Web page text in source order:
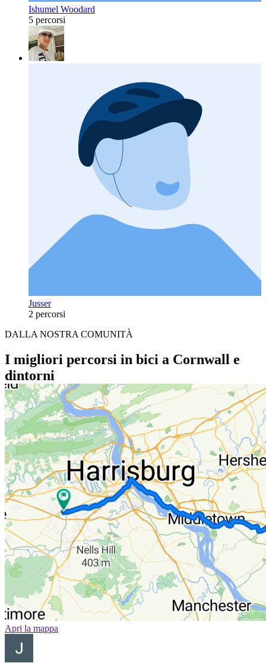
Ishumel Woodard
5 percorsi
Jusser
2 percorsi
DALLA NOSTRA COMUNITÀ
I migliori percorsi in bici a Cornwall e
dintorni
Apri la mappa